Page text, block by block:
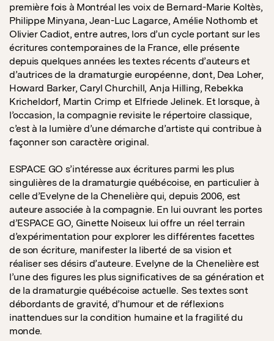
première fois à Montréal les voix de Bernard-Marie Koltès,
Philippe Minyana, Jean-Luc Lagarce, Amélie Nothomb et
Olivier Cadiot, entre autres, lors d’un cycle portant sur les
écritures contemporaines de la France, elle présente
depuis quelques années les textes récents d’auteurs et
d’autrices de la dramaturgie européenne, dont, Dea Loher,
Howard Barker, Caryl Churchill, Anja Hilling, Rebekka
Kricheldorf, Martin Crimp et Elfriede Jelinek. Et lorsque, à
l’occasion, la compagnie revisite le répertoire classique,
c’est à la lumière d’une démarche d’artiste qui contribue à
façonner son caractère original.
ESPACE GO s’intéresse aux écritures parmi les plus
singulières de la dramaturgie québécoise, en particulier à
celle d’Evelyne de la Chenelière qui, depuis 2006, est
auteure associée à la compagnie. En lui ouvrant les portes
d’ESPACE GO, Ginette Noiseux lui offre un réel terrain
d’expérimentation pour explorer les différentes facettes
de son écriture, manifester la liberté de sa vision et
réaliser ses désirs d’auteure. Evelyne de la Chenelière est
l’une des figures les plus significatives de sa génération et
de la dramaturgie québécoise actuelle. Ses textes sont
débordants de gravité, d’humour et de réflexions
inattendues sur la condition humaine et la fragilité du
monde.